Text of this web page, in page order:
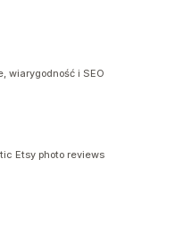
wiarygodność i SEO
Etsy photo reviews